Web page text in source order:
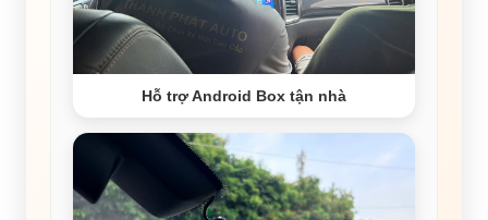
Hỗ trợ Android Box tận nhà